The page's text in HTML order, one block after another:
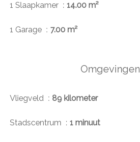
1 Slaapkamer 14.00 m²
1 Garage 7.00 m²
Omgevingen
Vliegveld 89 kilometer
Stadscentrum 1 minuut